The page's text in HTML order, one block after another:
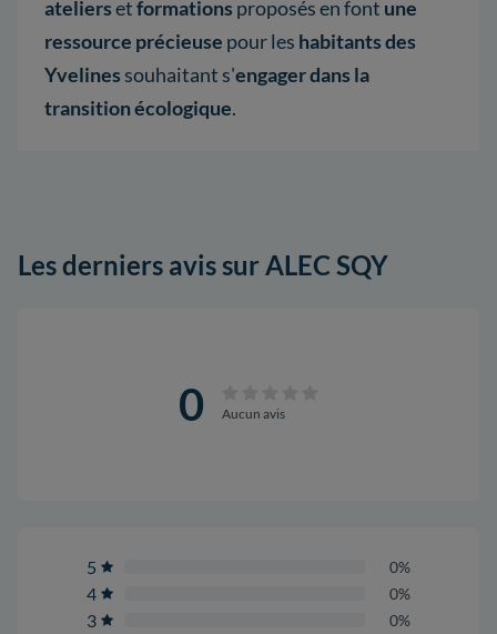
ateliersetformations proposés en font une
ressource précieuse pour les habitants des
Yvelines souhaitant s'engager dans la
transition écologique.
Les derniers avis sur ALEC SQY
0 Aucun avis
5 0%
4 0%
3 0%